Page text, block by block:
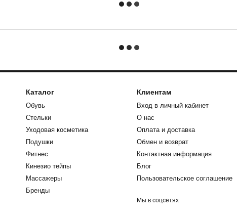
Каталог
Обувь
Стельки
Уходовая косметика
Подушки
Фитнес
Кинезио тейпы
Массажеры
Бренды
Клиентам
Вход в личный кабинет
О нас
Оплата и доставка
Обмен и возврат
Контактная информация
Блог
Пользовательское соглашение
Мы в соцсетях